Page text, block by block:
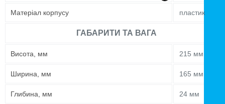
Матеріал корпусу пластик
ГАБАРИТИ ТА ВАГА
Висота, мм 215 мм
Ширина, мм 165 мм
Глибина, мм 24 мм